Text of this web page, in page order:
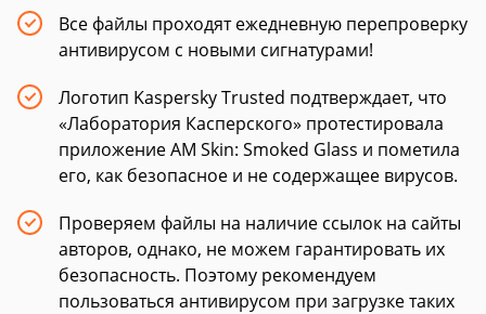
Все файлы проходят ежедневную перепроверку
антивирусом с новыми сигнатурами!
Логотип Kaspersky Trusted подтверждает, что
«Лаборатория Касперского» протестировала
приложение AM Skin: Smoked Glass и пометила
его, как безопасное и не содержащее вирусов.
Проверяем файлы на наличие ссылок на сайты
авторов, однако, не можем гарантировать их
безопасность. Поэтому рекомендуем
пользоваться антивирусом при загрузке таких